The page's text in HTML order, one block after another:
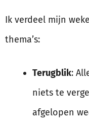
Ik verdeel mijn
thema’s:
Terugblik:
niets te
afgelopen